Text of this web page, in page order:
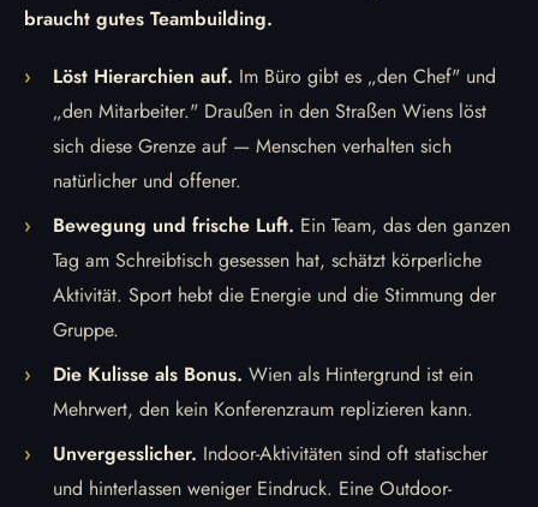
braucht gutes Teambuilding.
Löst Hierarchien auf. Im Büro gibt es „den Chef" und
„den Mitarbeiter." Draußen in den Straßen Wiens löst
sich diese Grenze auf — Menschen verhalten sich
natürlicher und offener.
Bewegung und frische Luft. Ein Team, das den ganzen
Tag am Schreibtisch gesessen hat, schätzt körperliche
Aktivität. Sport hebt die Energie und die Stimmung der
Gruppe.
Die Kulisse als Bonus. Wien als Hintergrund ist ein
Mehrwert, den kein Konferenzraum replizieren kann.
Unvergesslicher. Indoor-Aktivitäten sind oft statischer
und hinterlassen weniger Eindruck. Eine Outdoor-